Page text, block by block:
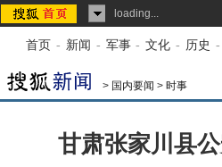
loading...
首页 - 新闻 - 军事 - 文化 - 历史 -
> 国内要闻 > 时事
甘肃张家川县